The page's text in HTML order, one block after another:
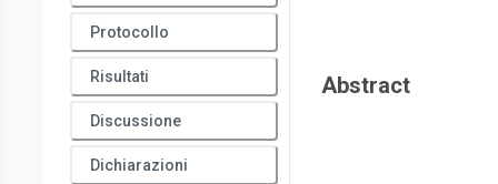
Protocollo
Risultati
Discussione
Dichiarazioni
Abstract